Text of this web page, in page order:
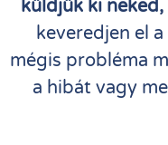
küldjük ki
keveredjen el
mégis probléma
a hibát vagy